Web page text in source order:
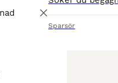
Sparsör